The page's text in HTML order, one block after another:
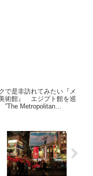
で是非訪れてみたい『メ
術館』 エジプト館を巡
Metropolitan